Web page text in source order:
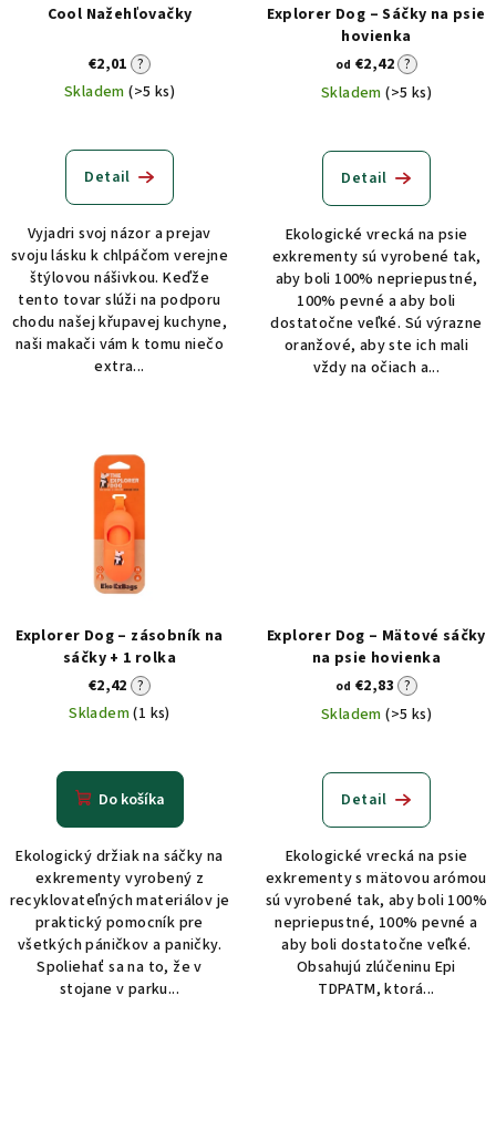
Cool Nažehľovačky
€2,01 ?
Skladem(>5 ks)
Detail
Vyjadri svoj názor a prejav
svoju lásku k chlpáčom verejne
štýlovou nášivkou. Keďže
tento tovar slúži na podporu
chodu našej křupavej kuchyne,
naši makači vám k tomu niečo
extra...
Explorer Dog – Sáčky na psie
hovienka
od €2,42 ?
Skladem(>5 ks)
Detail
Ekologické vrecká na psie
exkrementy sú vyrobené tak,
aby boli 100% nepriepustné,
100% pevné a aby boli
dostatočne veľké. Sú výrazne
oranžové, aby ste ich mali
vždy na očiach a...
Explorer Dog – zásobník na
sáčky + 1 rolka
€2,42 ?
Skladem(1 ks)
Do košíka
Ekologický držiak na sáčky na
exkrementy vyrobený z
recyklovateľných materiálov je
praktický pomocník pre
všetkých páničkov a paničky.
Spoliehať sa na to, že v
stojane v parku...
Explorer Dog – Mätové sáčky
na psie hovienka
od €2,83 ?
Skladem(>5 ks)
Detail
Ekologické vrecká na psie
exkrementy s mätovou arómou
sú vyrobené tak, aby boli 100%
nepriepustné, 100% pevné a
aby boli dostatočne veľké.
Obsahujú zlúčeninu Epi
TDPATM, ktorá...